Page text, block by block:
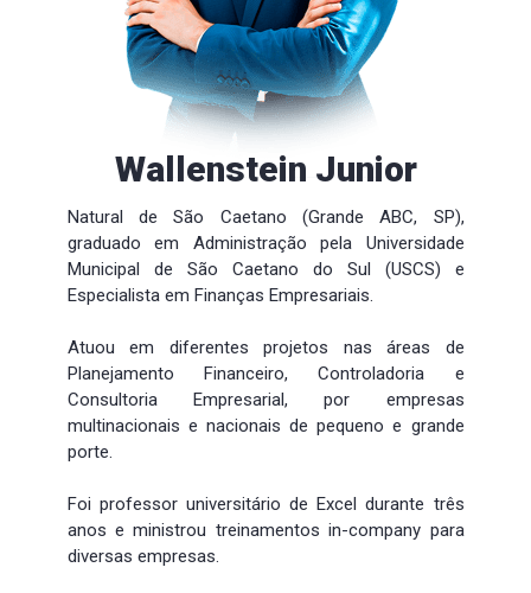
Wallenstein Junior
Natural de São Caetano (Grande ABC, SP),
graduado em Administração pela Universidade
Municipal de São Caetano do Sul (USCS) e
Especialista em Finanças Empresariais.
Atuou em diferentes projetos nas áreas de
Planejamento Financeiro, Controladoria e
Consultoria Empresarial, por empresas
multinacionais e nacionais de pequeno e grande
porte.
Foi professor universitário de Excel durante três
anos e ministrou treinamentos in-company para
diversas empresas.